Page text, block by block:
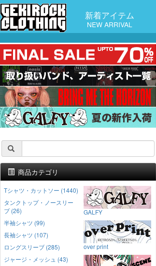
新着アイテム
NEW ARRIVAL
商品カテゴリ
Tシャツ・カットソー (1440)
タンクトップ・ノースリー
ブ (26)
半袖シャツ (99)
長袖シャツ (107)
ロングスリーブ (285)
ジャージ・メッシュ (43)
GALFY
over print